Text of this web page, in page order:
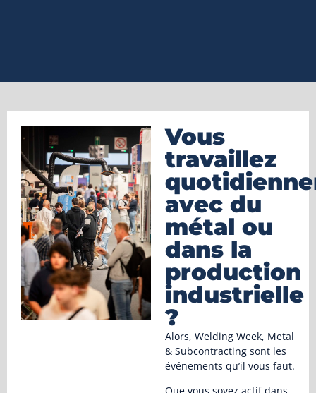
Vous
travaillez
avec du
métal ou
dans la
production
industrielle
?
Alors, Welding Week, Metal
& Subcontracting sont les
événements qu’il vous faut.